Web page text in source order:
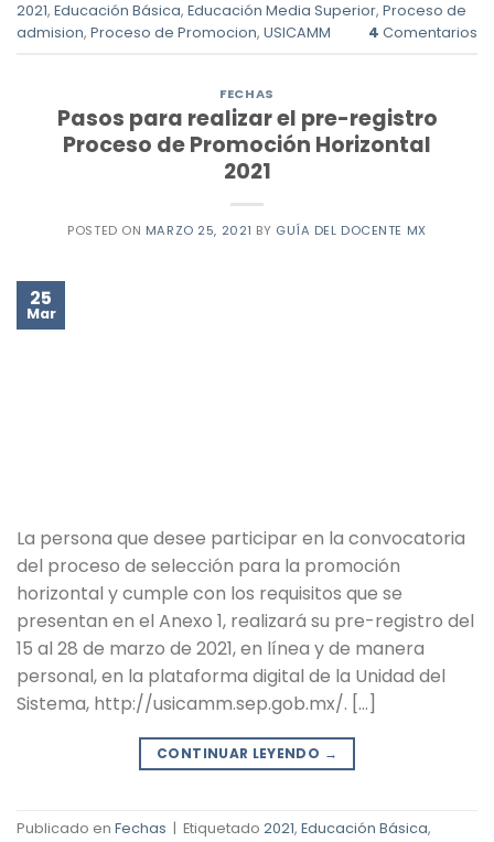
2021, Educación Básica, Educación Media Superior, Proceso de
admision, Proceso de Promocion, USICAMM 4 Comentarios
FECHAS
Pasos para realizar el pre-registro
Proceso de Promoción Horizontal
2021
POSTED ON MARZO 25, 2021 BY GUÍA DEL DOCENTE MX
25
Mar
La persona que desee participar en la convocatoria
del proceso de selección para la promoción
horizontal y cumple con los requisitos que se
presentan en el Anexo 1, realizará su pre-registro del
15 al 28 de marzo de 2021, en línea y de manera
personal, en la plataforma digital de la Unidad del
Sistema, http://usicamm.sep.gob.mx/. […]
CONTINUAR LEYENDO →
Publicado en Fechas | Etiquetado 2021, Educación Básica,